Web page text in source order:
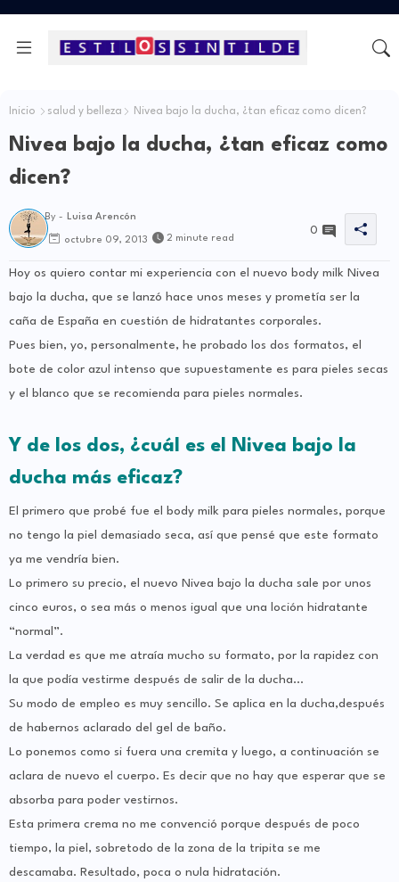
Inicio salud y belleza Nivea bajo la ducha, ¿tan eficaz como dicen?
Nivea bajo la ducha, ¿tan eficaz como
dicen?
By - Luisa Arencón
octubre 09, 2013 2 minute read
0
Hoy os quiero contar mi experiencia con el nuevo body milk Nivea
bajo la ducha, que se lanzó hace unos meses y prometía ser la
caña de España en cuestión de hidratantes corporales.
Pues bien, yo, personalmente, he probado los dos formatos, el
bote de color azul intenso que supuestamente es para pieles secas
y el blanco que se recomienda para pieles normales.
Y de los dos, ¿cuál es el Nivea bajo la
ducha más eficaz?
El primero que probé fue el body milk para pieles normales, porque
no tengo la piel demasiado seca, así que pensé que este formato
ya me vendría bien.
Lo primero su precio, el nuevo Nivea bajo la ducha sale por unos
cinco euros, o sea más o menos igual que una loción hidratante
“normal”.
La verdad es que me atraía mucho su formato, por la rapidez con
la que podía vestirme después de salir de la ducha…
Su modo de empleo es muy sencillo. Se aplica en la ducha,después
de habernos aclarado del gel de baño.
Lo ponemos como si fuera una cremita y luego, a continuación se
aclara de nuevo el cuerpo. Es decir que no hay que esperar que se
absorba para poder vestirnos.
Esta primera crema no me convenció porque después de poco
tiempo, la piel, sobretodo de la zona de la tripita se me
descamaba. Resultado, poca o nula hidratación.